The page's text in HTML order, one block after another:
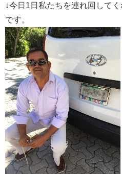
↓今日1日私たちを連れ回して
です。